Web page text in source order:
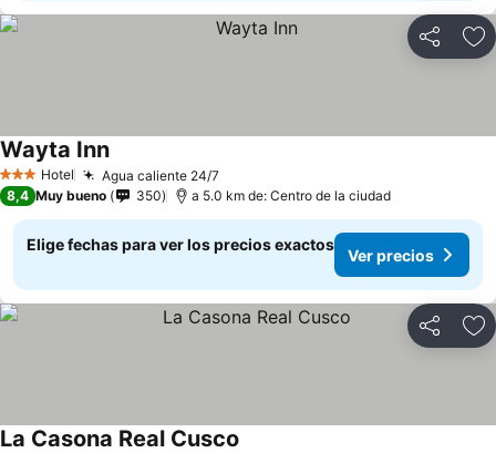
Compartir
3 Estrellas
Hotel Agua caliente 24/7
Wayta Inn
8,4 Muy bueno 350 a 5.0 km de: Centro de la ciudad
Elige fechas para ver los precios exactos
Ver precios
Compartir
La Casona Real Cusco